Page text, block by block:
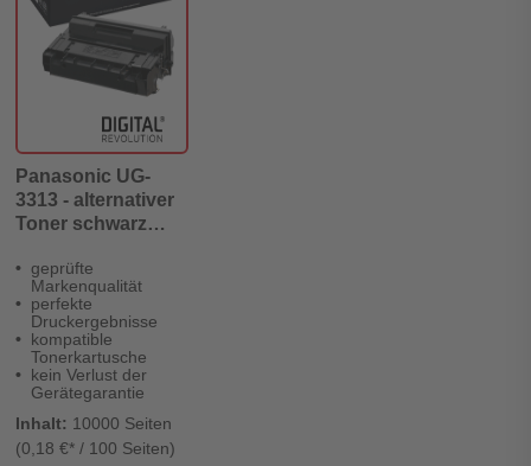
Panasonic UG-
3313 - alternativer
Toner schwarz
Digital Revolution
geprüfte
Markenqualität
perfekte
Druckergebnisse
kompatible
Tonerkartusche
kein Verlust der
Gerätegarantie
Inhalt: 10000 Seiten
(0,18 €* / 100 Seiten)